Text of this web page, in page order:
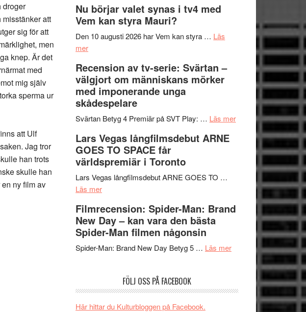
droger
att
sig för att
men
knep. Är det
med
mig själv
sperma ur
att Ulf
Jag tror
han trots
skulle han
ny film av
Shadow
en
storform
Nu börjar valet synas i tv4 med
Vem kan styra Mauri?
Den 10 augusti 2026 har Vem kan styra … Läs
merom
börjar
valet
synas
i
tv4
Vem
kan
styra
Mauri?
Recension av tv-serie: Svärtan –
välgjort om människans mörker
med imponerande unga
skådespelare
Svärtan Betyg 4 Premiär på SVT Play: … Läs merom
Recension
välgjort
människans
mörker
skådespelare
Lars Vegas långfilmsdebut ARNE
GOES TO SPACE får
världspremiär i Toronto
Lars Vegas långfilmsdebut ARNE GOES TO …
Läs merom
Vegas
långfilmsdebut
ARNE
GOES
världspremiär
i
Filmrecension: Spider-Man: Brand
New Day – kan vara den bästa
Spider-Man filmen någonsin
Spider-Man: Brand New Day Betyg 5 … Läs merom
Brand
FÖLJ OSS PÅ FACEBOOK
Här hittar du Kulturbloggen på Facebook.